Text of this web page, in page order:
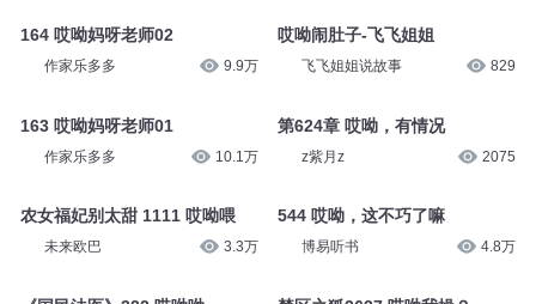
164 哎呦妈呀老师02
作家乐多多 9.9万
163 哎呦妈呀老师01
作家乐多多 10.1万
农女福妃别太甜 1111 哎呦喂
未来欧巴 3.3万
哎呦闹肚子-飞飞姐姐
飞飞姐姐说故事 829
第624章 哎呦，有情况
z紫月z 2075
544 哎呦，这不巧了嘛
博易听书 4.8万